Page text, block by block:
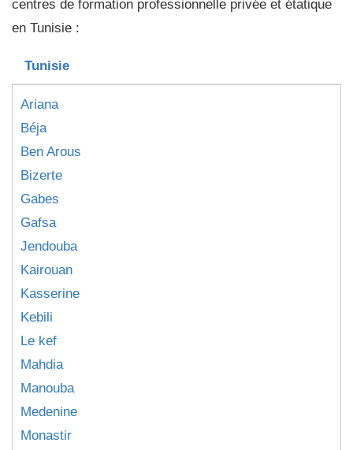
centres de formation professionnelle privée et étatique
en Tunisie :
Tunisie
Ariana
Béja
Ben Arous
Bizerte
Gabes
Gafsa
Jendouba
Kairouan
Kasserine
Kebili
Le kef
Mahdia
Manouba
Medenine
Monastir